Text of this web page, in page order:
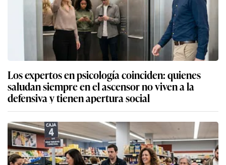
Los expertos en psicología coinciden: quienes
saludan siempre en el ascensor no viven a la
defensiva y tienen apertura social